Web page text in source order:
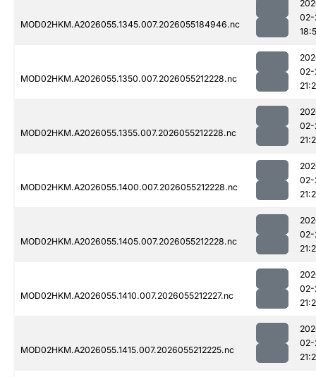
MOD02HKM.A2026055.1345.007.2026055184946.nc
02-
MOD02HKM.A2026055.1350.007.2026055212228.nc
02-
MOD02HKM.A2026055.1355.007.2026055212228.nc
02-
MOD02HKM.A2026055.1400.007.2026055212228.nc
02-
MOD02HKM.A2026055.1405.007.2026055212228.nc
02-
MOD02HKM.A2026055.1410.007.2026055212227.nc
02-
MOD02HKM.A2026055.1415.007.2026055212225.nc
02-